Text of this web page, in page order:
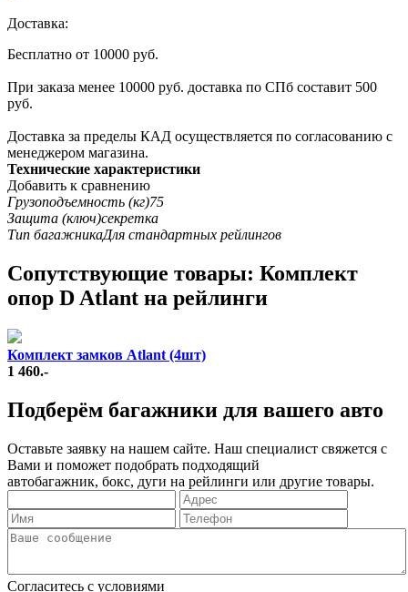
Доставка:
Бесплатно от 10000 руб.
При заказа менее 10000 руб. доставка по СПб составит 500
руб.
Доставка за пределы КАД осуществляется по согласованию с
менеджером магазина.
Технические характеристики
Добавить к сравнению
Грузоподъемность (кг)75
Защита (ключ)секретка
Тип багажникаДля стандартных рейлингов
Cопутствующие товары: Комплект
опор D Atlant на рейлинги
Комплект замков Atlant (4шт)
1 460.-
Подберём багажники для вашего авто
Оставьте заявку на нашем сайте. Наш специалист свяжется с
Вами и поможет подобрать подходящий
автобагажник, бокс, дуги на рейлинги или другие товары.
Согласитесь с условиями